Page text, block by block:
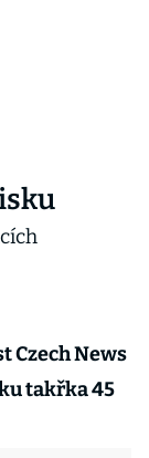
Czech News
takřka 45